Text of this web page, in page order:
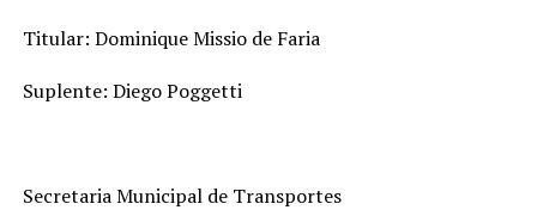
Titular: Dominique Missio de Faria
Suplente: Diego Poggetti
Secretaria Municipal de Transportes